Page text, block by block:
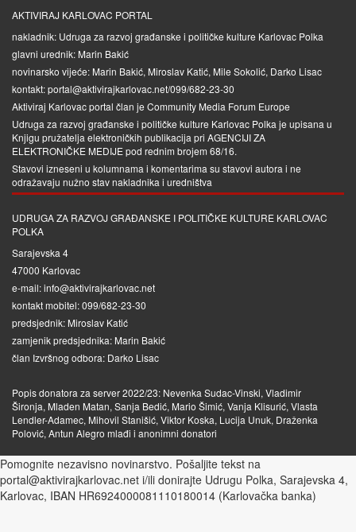
AKTIVIRAJ KARLOVAC PORTAL
nakladnik: Udruga za razvoj građanske i političke kulture Karlovac Polka
glavni urednik: Marin Bakić
novinarsko vijeće: Marin Bakić, Miroslav Katić, Mile Sokolić, Darko Lisac
kontakt: portal@aktivirajkarlovac.net/099/682-23-30
Aktiviraj Karlovac portal član je Community Media Forum Europe
Udruga za razvoj građanske i političke kulture Karlovac Polka je upisana u
Knjigu pružatelja elektroničkih publikacija pri AGENCIJI ZA
ELEKTRONIČKE MEDIJEpod rednim brojem 68/16.
Stavovi izneseni u kolumnama i komentarima su stavovi autora i ne
odražavaju nužno stav nakladnika i uredništva
UDRUGA ZA RAZVOJ GRAĐANSKE I POLITIČKE KULTURE KARLOVAC
POLKA
Sarajevska 4
47000 Karlovac
e-mail: info@aktivirajkarlovac.net
kontakt mobitel: 099/682-23-30
predsjednik: Miroslav Katić
zamjenik predsjednika: Marin Bakić
član Izvršnog odbora: Darko Lisac
Popis donatora za server 2022/23: Nevenka Sudac-Vinski, Vladimir
Šironja, Mladen Matan, Sanja Bedić, Mario Šimić, Vanja Klisurić, Vlasta
Lendler-Adamec, Mihovil Stanišić, Viktor Koska, Lucija Unuk, Draženka
Polović, Antun Alegro mlađi i anonimni donatori
Pomognite nezavisno novinarstvo. Pošaljite tekst na
portal@aktivirajkarlovac.net i/ili donirajte Udrugu Polka, Sarajevska 4,
Karlovac, IBAN HR6924000081110180014 (Karlovačka banka)